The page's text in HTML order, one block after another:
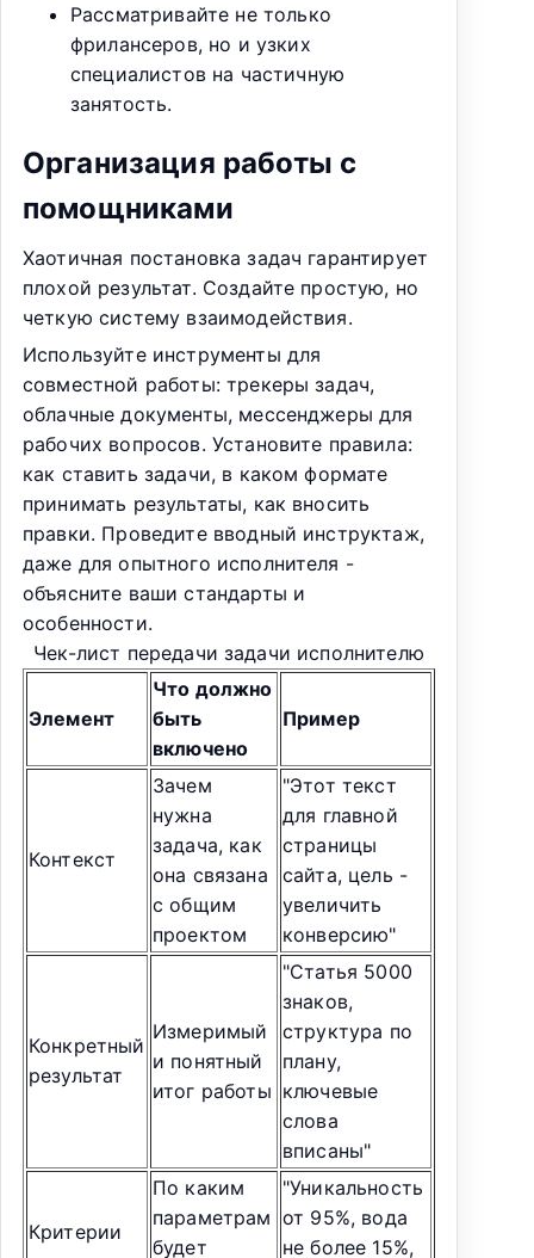
Рассматривайте не только
фрилансеров, но и узких
специалистов на частичную
занятость.
Организация работы с
помощниками
Хаотичная постановка задач гарантирует
плохой результат. Создайте простую, но
четкую систему взаимодействия.
Используйте инструменты для
совместной работы: трекеры задач,
облачные документы, мессенджеры для
рабочих вопросов. Установите правила:
как ставить задачи, в каком формате
принимать результаты, как вносить
правки. Проведите вводный инструктаж,
даже для опытного исполнителя -
объясните ваши стандарты и
особенности.
Чек-лист передачи задачи исполнителю
Элемент
Что должно
быть
включено
Пример
Контекст
Зачем
нужна
задача, как
она связана
с общим
проектом
"Этот текст
для главной
страницы
сайта, цель -
увеличить
конверсию"
Конкретный
результат
Измеримый
и понятный
итог работы
"Статья 5000
знаков,
структура по
плану,
ключевые
слова
вписаны"
Критерии
По каким
параметрам
будет
"Уникальность
от 95%, вода
не более 15%,